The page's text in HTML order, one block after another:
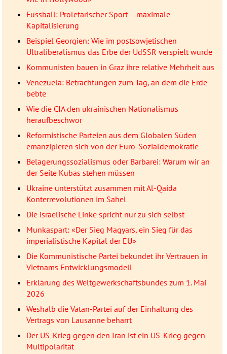
Fussball: Proletarischer Sport – maximale
Kapitalisierung
Beispiel Georgien: Wie im postsowjetischen
Ultraliberalismus das Erbe der UdSSR verspielt wurde
Kommunisten bauen in Graz ihre relative Mehrheit aus
Venezuela: Betrachtungen zum Tag, an dem die Erde
bebte
Wie die CIA den ukrainischen Nationalismus
heraufbeschwor
Reformistische Parteien aus dem Globalen Süden
emanzipieren sich von der Euro-Sozialdemokratie
Belagerungssozialismus oder Barbarei: Warum wir an
der Seite Kubas stehen müssen
Ukraine unterstützt zusammen mit Al-Qaida
Konterrevolutionen im Sahel
Die israelische Linke spricht nur zu sich selbst
Munkaspart: «Der Sieg Magyars, ein Sieg für das
imperialistische Kapital der EU»
Die Kommunistische Partei bekundet ihr Vertrauen in
Vietnams Entwicklungsmodell
Erklärung des Weltgewerkschaftsbundes zum 1. Mai
2026
Weshalb die Vatan-Partei auf der Einhaltung des
Vertrags von Lausanne beharrt
Der US-Krieg gegen den Iran ist ein US-Krieg gegen
Multipolarität